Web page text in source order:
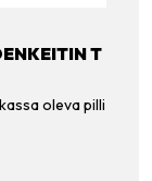
T
oleva pilli